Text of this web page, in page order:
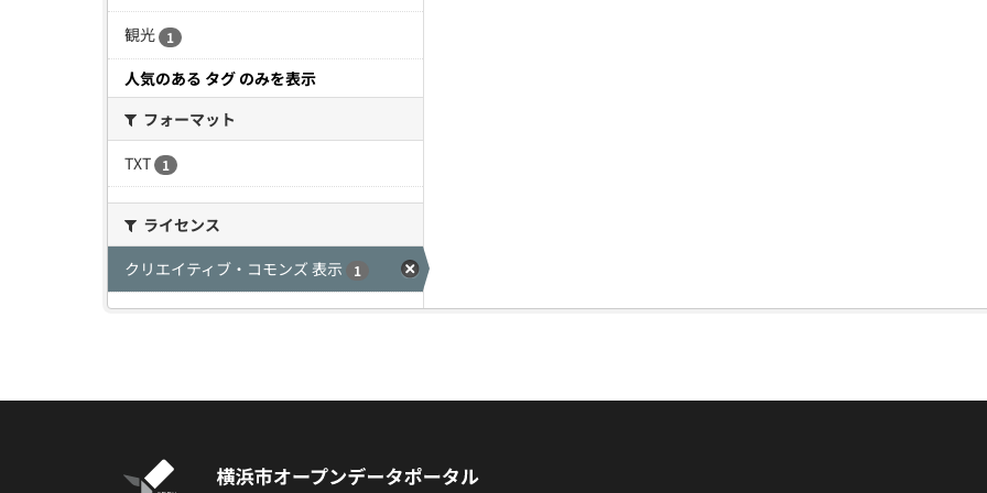
観光 1
人気のある タグ のみを表示
フォーマット
TXT
1
ライセンス
クリエイティブ・コモンズ 表示
1